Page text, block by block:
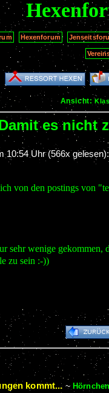
Hexenforum
Ansicht:
es nicht
10:54 Uhr(566x gelesen):
von den postings von
sehr wenige
zu sein :-))
kommt... ~